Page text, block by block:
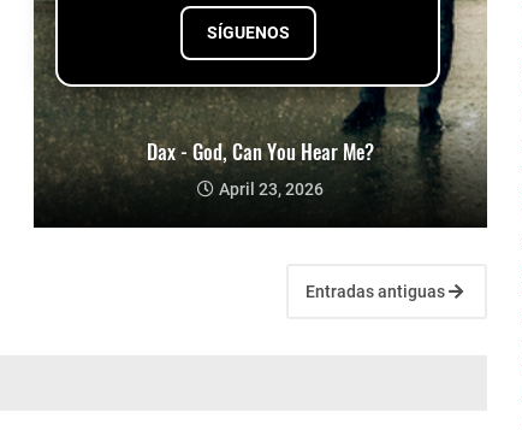
SÍGUENOS
Dax - God, Can You Hear Me?
April 23, 2026
Entradas antiguas